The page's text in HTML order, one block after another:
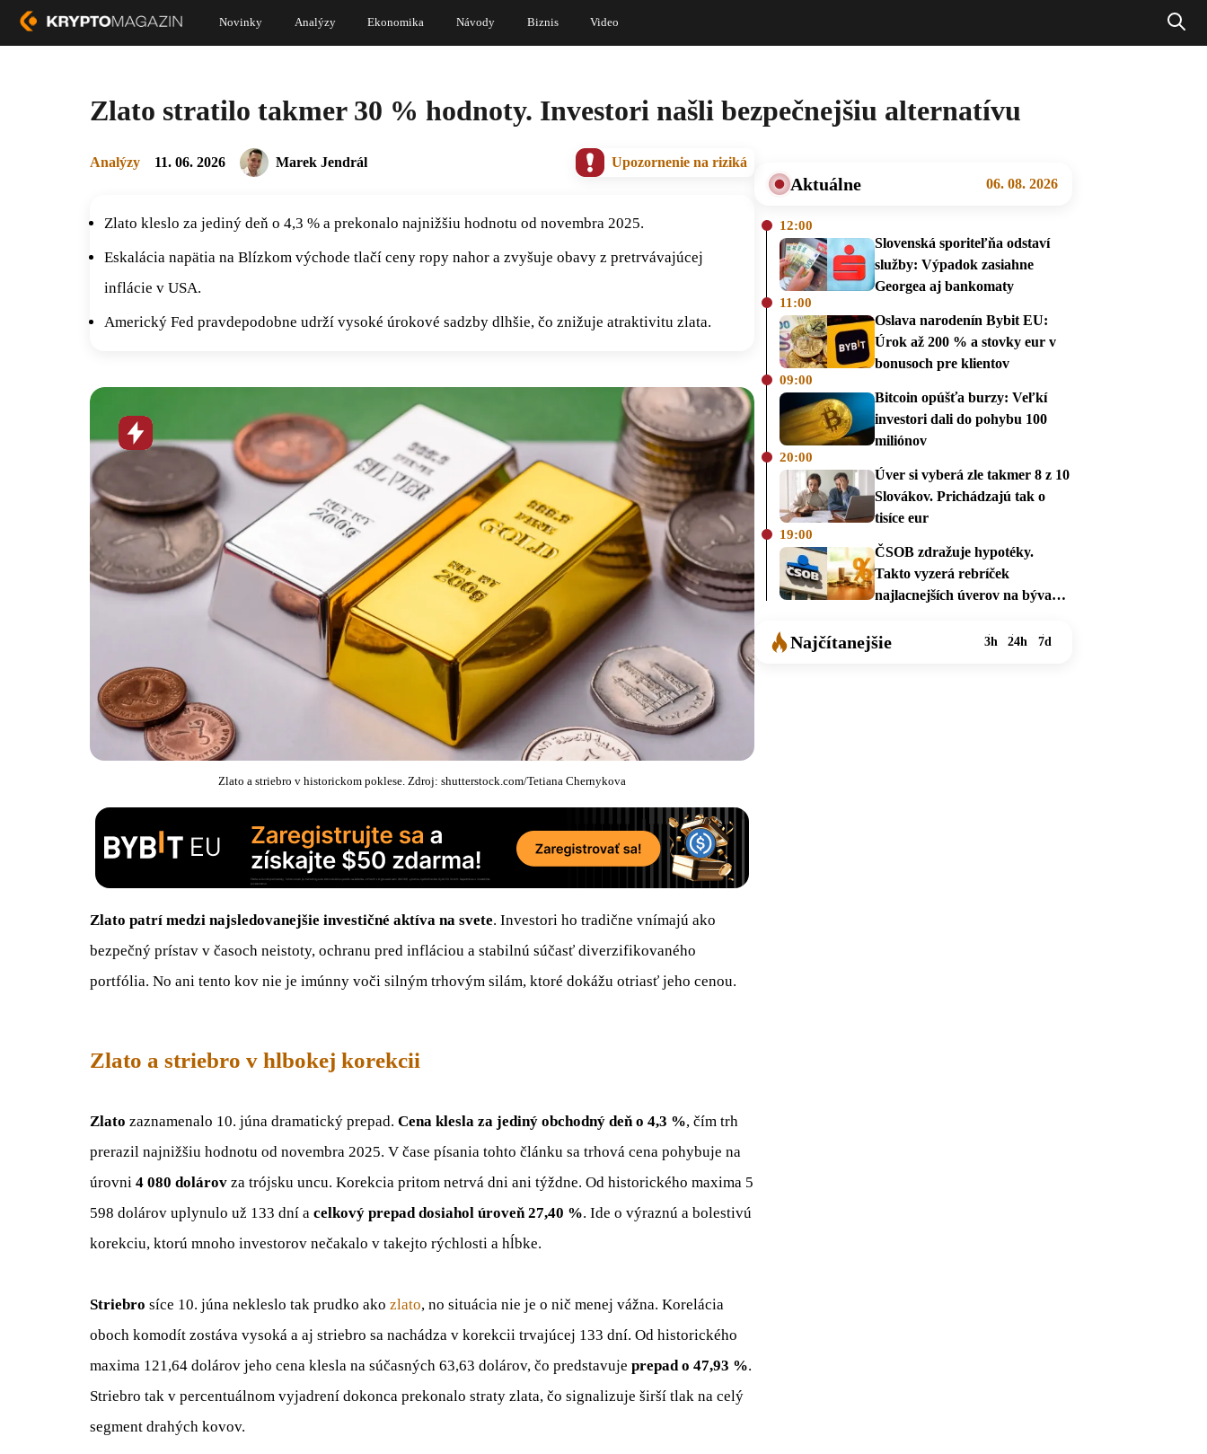
Novinky Analýzy Ekonomika Návody Biznis Video
Zlato stratilo takmer 30 % hodnoty. Investori našli bezpečnejšiu alternatívu
Analýzy 11. 06. 2026 Marek Jendrál Upozornenie na riziká
Zlato kleslo za jediný deň o 4,3 % a prekonalo najnižšiu hodnotu od novembra 2025.
Eskalácia napätia na Blízkom východe tlačí ceny ropy nahor a zvyšuje obavy z pretrvávajúcej
inflácie v USA.
Americký Fed pravdepodobne udrží vysoké úrokové sadzby dlhšie, čo znižuje atraktivitu zlata.
novinka
Zlato a striebro v historickom poklese. Zdroj: shutterstock.com/Tetiana Chernykova
Zlato patrí medzi najsledovanejšie investičné aktíva na svete. Investori ho tradične vnímajú ako
bezpečný prístav v časoch neistoty, ochranu pred infláciou a stabilnú súčasť diverzifikovaného
portfólia. No ani tento kov nie je imúnny voči silným trhovým silám, ktoré dokážu otriasť jeho cenou.
Zlato a striebro v hlbokej korekcii
Zlato zaznamenalo 10. júna dramatický prepad. Cena klesla za jediný obchodný deň o 4,3 %, čím trh
prerazil najnižšiu hodnotu od novembra 2025. V čase písania tohto článku sa trhová cena pohybuje na
úrovni 4 080 dolárov za trójsku uncu. Korekcia pritom netrvá dni ani týždne. Od historického maxima 5
598 dolárov uplynulo už 133 dní a celkový prepad dosiahol úroveň 27,40 %. Ide o výraznú a bolestivú
korekciu, ktorú mnoho investorov nečakalo v takejto rýchlosti a hĺbke.
Striebro síce 10. júna nekleslo tak prudko ako zlato, no situácia nie je o nič menej vážna. Korelácia
oboch komodít zostáva vysoká a aj striebro sa nachádza v korekcii trvajúcej 133 dní. Od historického
maxima 121,64 dolárov jeho cena klesla na súčasných 63,63 dolárov, čo predstavuje prepad o 47,93 %.
Striebro tak v percentuálnom vyjadrení dokonca prekonalo straty zlata, čo signalizuje širší tlak na celý
segment drahých kovov.
Aktuálne 06. 08. 2026
12:00
Slovenská sporiteľňa odstaví
služby: Výpadok zasiahne
Georgea aj bankomaty
11:00
Oslava narodenín Bybit EU:
Úrok až 200 % a stovky eur v
bonusoch pre klientov
09:00
Bitcoin opúšťa burzy: Veľkí
investori dali do pohybu 100
miliónov
20:00
Úver si vyberá zle takmer 8 z 10
Slovákov. Prichádzajú tak o
tisíce eur
19:00
ČSOB zdražuje hypotéky.
Takto vyzerá rebríček
najlacnejších úverov na bývanie
Najčítanejšie 3h 24h 7d